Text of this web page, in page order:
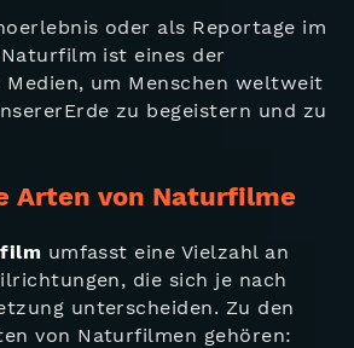
oder als Reportage im
ist eines der
um Menschen weltweit
zu begeistern und zu
Arten von Naturfilme
umfasst eine Vielzahl an
die sich je nach
unterscheiden. Zu den
von Naturfilmen gehören: